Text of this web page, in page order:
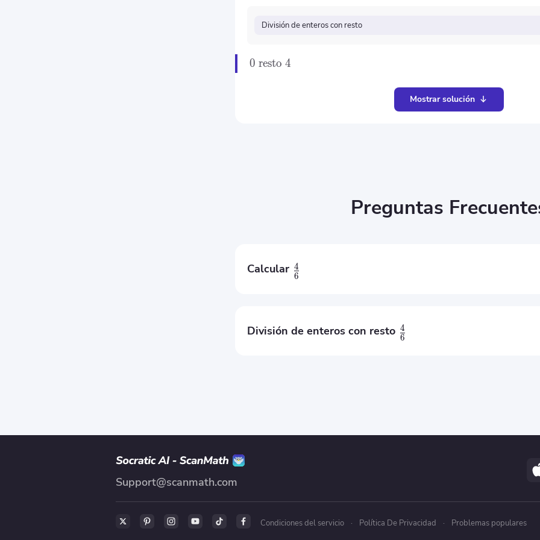
División de enteros con resto
0 resto 4
Mostrar solución
Preguntas
Calcular 6
4
División de enteros con resto 6
4
Support@scanmath.com
Condiciones del servicio · Política De Privacidad · Problemas populares